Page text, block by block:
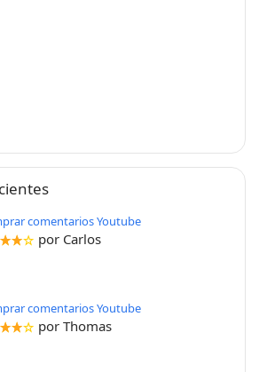
comentarios Youtube
por Carlos
comentarios Youtube
por Thomas